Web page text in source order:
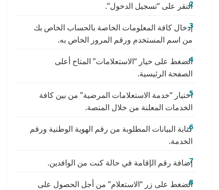
النقر على “تسجيل الدخول”.
إدخال كافة المعلومات الخاصة بالحساب الخاص بك
من اسم المستخدم ورقم المرور الخاص به.
الضغط على خيار “الاستعلامات” المتاح أعلى
الصفحة الرئيسية.
اختيار “خدمة الاستعلامات المرضية” من بين كافة
الخدمات المعلنة من خلال المنصة.
كتابة البيانات المطلوبة من رقم الهوية الوطنية ورقم
الخدمة.
إضافة رقم الإقامة في حالة كنت من الوافدين.
الضغط على زر “الاستعلام” من أجل الحصول على